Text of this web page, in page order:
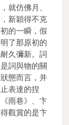
就仿佛月、
新穎得不克
的一瞬，假
了那原初的
久彌新。詞
詞與物的關
態而言，并
表達的捏
雨巷》、卞
觀賞的是卞